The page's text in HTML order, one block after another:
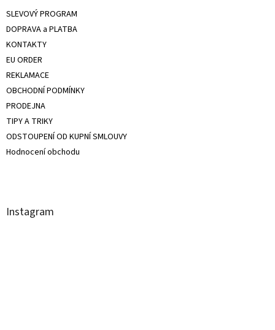
SLEVOVÝ PROGRAM
DOPRAVA a PLATBA
KONTAKTY
EU ORDER
REKLAMACE
OBCHODNÍ PODMÍNKY
PRODEJNA
TIPY A TRIKY
ODSTOUPENÍ OD KUPNÍ SMLOUVY
Hodnocení obchodu
Instagram